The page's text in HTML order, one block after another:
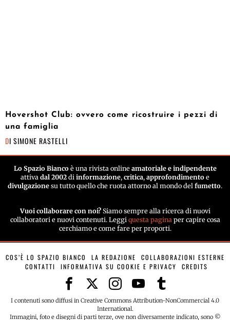
Hovershot Club: ovvero come ricostruire i pezzi di
una famiglia
DI SIMONE RASTELLI
Lo Spazio Biancoè una rivista online amatoriale e indipendente
attiva dal 2002 di informazione, critica, approfondimento e
divulgazione su tutto quello che ruota attorno al mondo del fumetto.
Vuoi collaborare con noi? Siamo sempre alla ricerca di nuovi
collaboratori e nuovi contenuti. Leggi questa pagina per capire cosa
cerchiamo e come fare per proporti.
COS’È LO SPAZIO BIANCO LA REDAZIONE
COLLABORAZIONI ESTERNE
CONTATTI
INFORMATIVA SU COOKIE E PRIVACY CREDITS
I contenuti sono diffusi in Creative Commons Attribution-NonCommercial 4.0
International.
Immagini, foto e disegni di parti terze, ove non diversamente indicato, sono ©